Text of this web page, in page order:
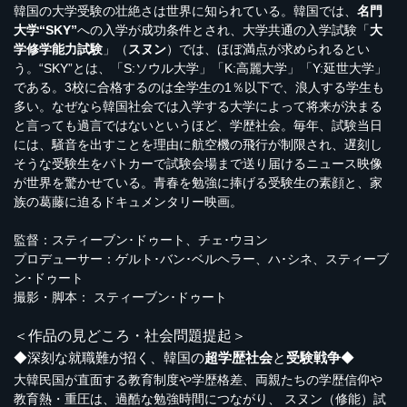
韓国の大学受験の壮絶さは世界に知られている。韓国では、 名門
大学“SKY”への入学が成功条件とされ、大学共通の入学試験「大
学修学能力試験 」（ スヌン）では、ほぼ満点が求められるとい
う。“SKY”とは、「S:ソウル大学」「K:高麗大学」「Y:延世大学」
である。3校に合格するのは全学生の1％以下で、浪人する学生も
多い。なぜなら韓国社会では入学する大学によって将来が決まる
と言っても過言ではないというほど、学歴社会。毎年、試験当日
には、騒音を出すことを理由に航空機の飛行が制限され、遅刻し
そうな受験生をパトカーで試験会場まで送り届けるニュース映像
が世界を驚かせている。青春を勉強に捧げる受験生の素顔と、家
族の葛藤に迫るドキュメンタリー映画。
監督：スティーブン･ドゥート、チェ･ウヨン
プロデューサー：ゲルト･バン･ベルヘラー、ハ･シネ、スティーブ
ン･ドゥート
撮影・脚本： スティーブン･ドゥート
＜作品の見どころ・社会問題提起＞
◆深刻な就職難が招く、韓国の超学歴社会と 受験戦争◆
大韓民国が直面する教育制度や学歴格差、両親たちの学歴信仰や
教育熱・重圧は、過酷な勉強時間につながり、 スヌン（修能）試